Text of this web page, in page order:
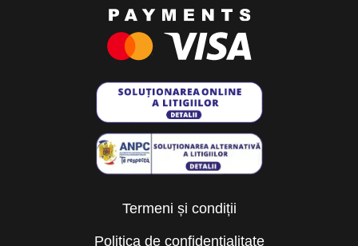
Termeni și condiții
Politica de confidențialitate